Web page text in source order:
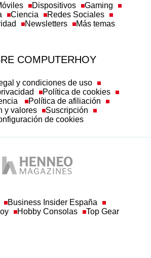
Dispositivos
Gaming
Ciencia
Redes Sociales
Newsletters Más temas
COMPUTERHOY
y condiciones de uso
Política de cookies
Política de afiliación
y valores
Suscripción
de cookies
Business Insider España
Hobby Consolas Top Gear